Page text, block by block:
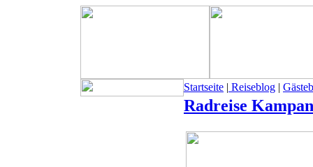
Startseite | Reiseblog |
Radreise